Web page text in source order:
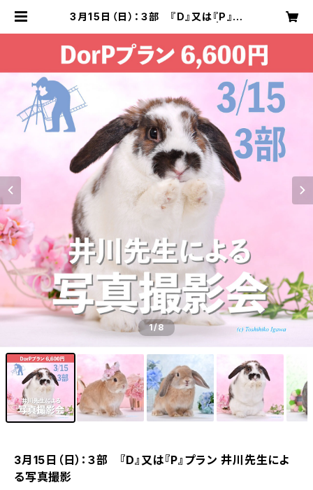
3月15日（日）：３部 『D』又は『P』プ
1/8
3月15日（日）：３部 『D』又は『P』プラン 井川先生によ
る写真撮影